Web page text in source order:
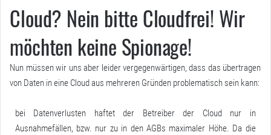
Cloud? Nein bitte Cloudfrei! Wir
möchten keine Spionage!
Nun müssen wir uns aber leider vergegenwärtigen, dass das übertragen
von Daten in eine Cloud aus mehreren Gründen problematisch sein kann:
bei Datenverlusten haftet der Betreiber der Cloud nur in
Ausnahmefällen, bzw. nur zu in den AGBs maximaler Höhe. Da die